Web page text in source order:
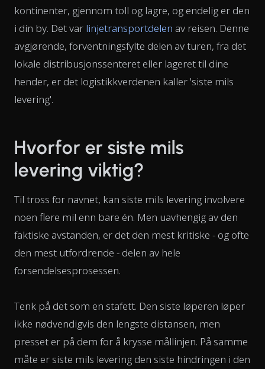
kontinenter, gjennom toll og lagre, og endelig er den
i din by. Det var linjetransportdelen av reisen. Denne
avgjørende, forventningsfylte delen av turen, fra det
lokale distribusjonssenteret eller lageret til dine
hender, er det logistikkverdenen kaller 'siste mils
levering'.
Hvorfor er siste mils
levering viktig?
Til tross for navnet, kan siste mils levering involvere
noen flere mil enn bare én. Men uavhengig av den
faktiske avstanden, er det den mest kritiske - og ofte
den mest utfordrende - delen av hele
forsendelsesprosessen.
Tenk på det som en stafett. Den siste løperen løper
ikke nødvendigvis den lengste distansen, men
presset er på dem for å krysse mållinjen. På samme
måte er siste mils levering den siste hindringen i den